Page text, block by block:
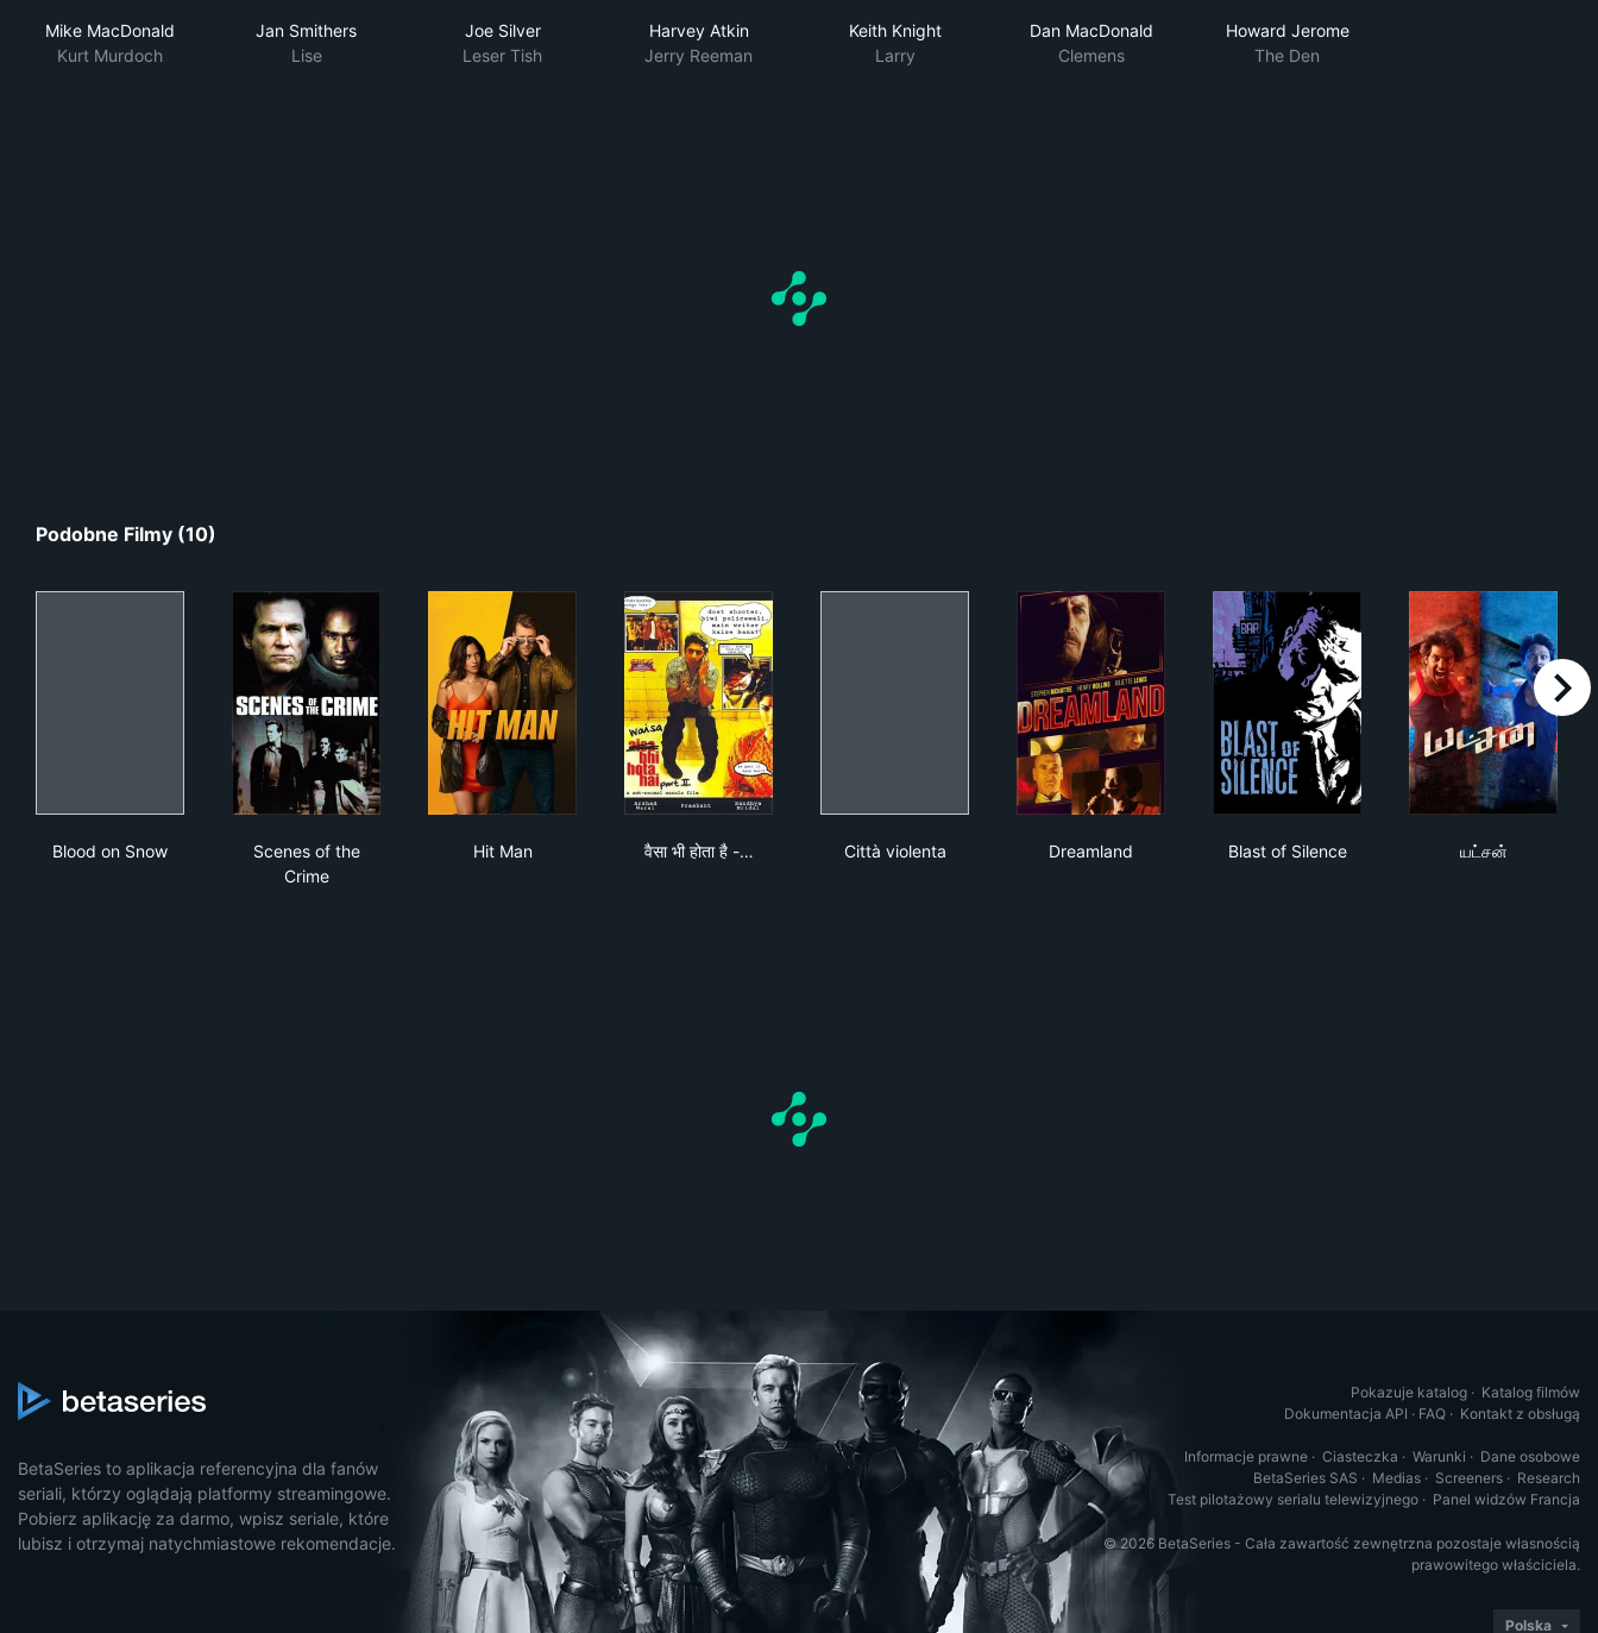
Mike MacDonald
Kurt Murdoch
Jan Smithers
Lise
Joe Silver
Leser Tish
Harvey Atkin
Jerry Reeman
Keith Knight
Larry
Dan MacDonald
Clemens
Howard Jerome
The Den
Podobne Filmy (10)
Blood on Snow
Scenes of the
Crime
Hit Man
वैसा भी होता है -…
Città violenta
Dreamland
Blast of Silence
யட்சன்
right
BetaSeries to aplikacja referencyjna dla fanów
seriali, którzy oglądają platformy streamingowe.
Pobierz aplikację za darmo, wpisz seriale, które
lubisz i otrzymaj natychmiastowe rekomendacje.
Pokazuje katalog · Katalog filmów
Dokumentacja API · FAQ · Kontakt z obsługą
Informacje prawne · Ciasteczka · Warunki · Dane osobowe
BetaSeries SAS · Medias · Screeners · Research
Test pilotażowy serialu telewizyjnego · Panel widzów Francja
© 2026 BetaSeries - Cała zawartość zewnętrzna pozostaje własnością
prawowitego właściciela.
Polska